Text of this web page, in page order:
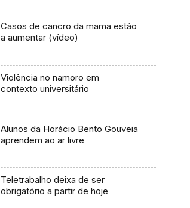
Casos de cancro da mama estão
a aumentar (vídeo)
Violência no namoro em
contexto universitário
Alunos da Horácio Bento Gouveia
aprendem ao ar livre
Teletrabalho deixa de ser
obrigatório a partir de hoje